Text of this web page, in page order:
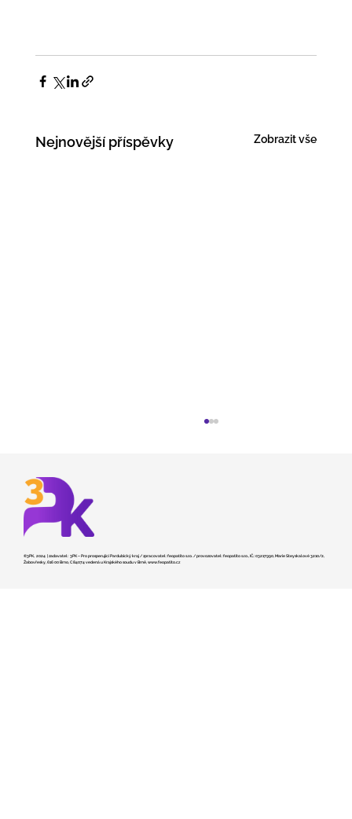
Nejnovější příspěvky Zobrazit vše
©3PK, 2024 | zadavatel: 3PK – Pro prosperující Pardubický kraj / zpracovatel: feopatito s.r.o. / provozovatel: feopatito s.r.o., IČ.: 03217990, Marie Steyskalové 3210/2,
Žabovřesky, 616 00 Brno, C 84074 vedená u Krajského soudu v Brně,www.feopatito.cz